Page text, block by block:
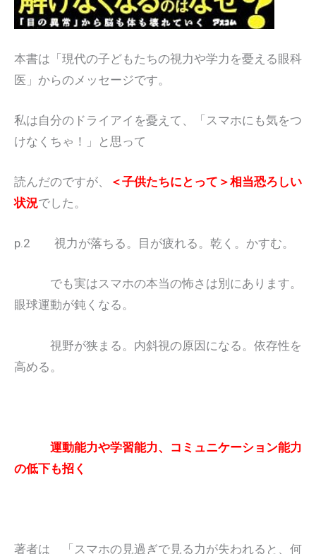
本書は「現代の子どもたちの視力や学力を憂える眼科
医」からのメッセージです。
私は自分のドライアイを憂えて、「スマホにも気をつ
けなくちゃ！」と思って
読んだのですが、
＜子供たちにとって＞相当恐ろしい
状況でした。
p.2 視力が落ちる。目が疲れる。乾く。かすむ。
でも実はスマホの本当の怖さは別にあります。
眼球運動が鈍くなる。
視野が狭まる。内斜視の原因になる。依存性を
高める。
運動能力や学習能力、コミュニケーション能力
の低下も招く
著者は 「スマホの見過ぎで見る力が失われると、何